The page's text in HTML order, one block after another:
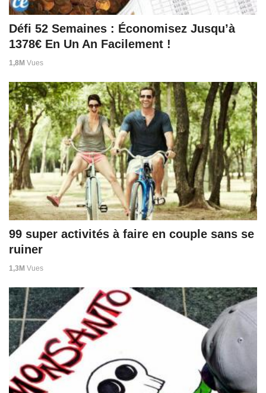
Défi 52 Semaines : Économisez Jusqu’à
1378€ En Un An Facilement !
1,8M Vues
99 super activités à faire en couple sans se
ruiner
1,3M Vues